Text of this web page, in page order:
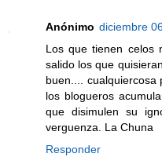
Anónimo diciembre
Los que tienen celos
salido los que
buen.... cualquiercosa
los blogueros
que disimulen su
verguenza. La Chuna
Responder